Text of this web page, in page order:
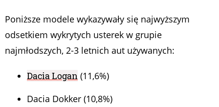
Poniższe modele wykazywały się najwyższym
odsetkiem wykrytych usterek w grupie
najmłodszych, 2-3 letnich aut używanych:
Dacia Logan (11,6%)
Dacia Dokker (10,8%)